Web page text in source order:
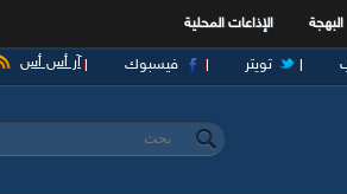
البهجة الإذاعات المحلية
آر أس أس فيسبوك تويتر
استمارة البحث
‏بحث ‏